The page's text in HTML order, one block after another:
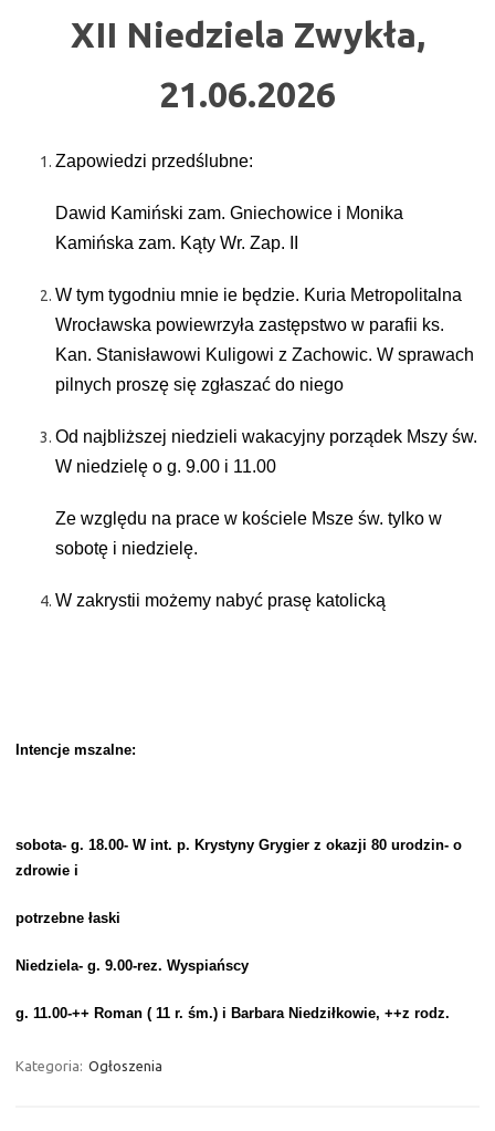
XII Niedziela Zwykła,
21.06.2026
Zapowiedzi przedślubne:
Dawid Kamiński zam. Gniechowice i Monika
Kamińska zam. Kąty Wr. Zap. II
W tym tygodniu mnie ie będzie. Kuria Metropolitalna
Wrocławska powiewrzyła zastępstwo w parafii ks.
Kan. Stanisławowi Kuligowi z Zachowic. W sprawach
pilnych proszę się zgłaszać do niego
Od najbliższej niedzieli wakacyjny porządek Mszy św.
W niedzielę o g. 9.00 i 11.00
Ze względu na prace w kościele Msze św. tylko w
sobotę i niedzielę.
W zakrystii możemy nabyć prasę katolicką
Intencje mszalne:
sobota- g. 18.00- W int. p. Krystyny Grygier z okazji 80 urodzin- o
zdrowie i
potrzebne łaski
Niedziela- g. 9.00-rez. Wyspiańscy
g. 11.00-++ Roman ( 11 r. śm.) i Barbara Niedziłkowie, ++z rodz.
Kategoria: Ogłoszenia